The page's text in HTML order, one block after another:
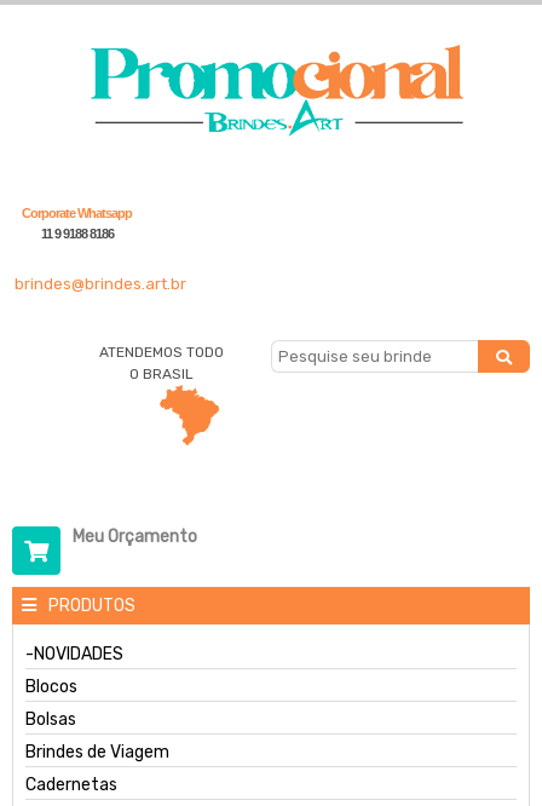
Corporate Whatsapp
11 9 9188 8186
brindes@brindes.art.br
ATENDEMOS TODO
O BRASIL
Meu Orçamento
PRODUTOS
-NOVIDADES
Blocos
Bolsas
Brindes de Viagem
Cadernetas